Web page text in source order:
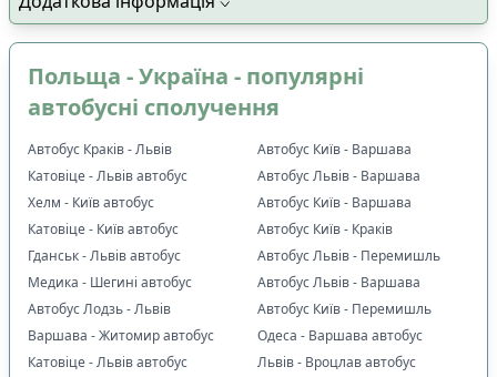
Польща - Україна - популярні
автобусні сполучення
Автобус Краків - Львів
Катовіце - Львів автобус
Хелм - Київ автобус
Катовіце - Київ автобус
Гданськ - Львів автобус
Медика - Шегині автобус
Автобус Лодзь - Львів
Варшава - Житомир автобус
Катовіце - Львів автобус
Автобус Київ - Варшава
Автобус Львів - Варшава
Автобус Київ - Варшава
Автобус Київ - Краків
Автобус Львів - Перемишль
Автобус Львів - Варшава
Автобус Київ - Перемишль
Одеса - Варшава автобус
Львів - Вроцлав автобус